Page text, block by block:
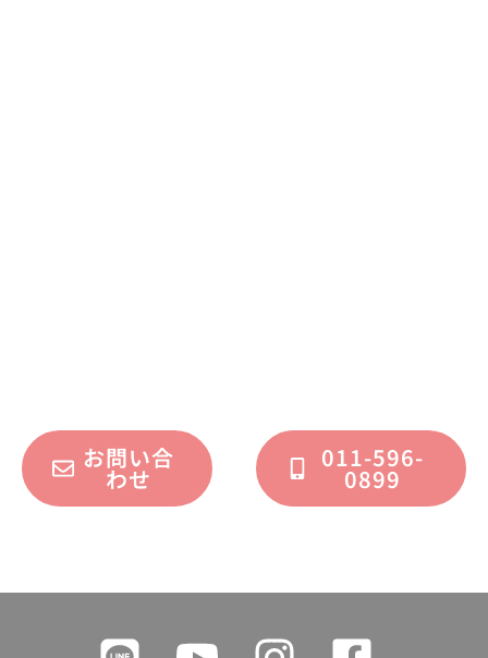
お問い合
わせ
011-596-
0899